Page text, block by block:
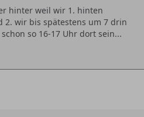
hinter weil wir 1. hinten
2. wir bis spätestens um 7 drin
so 16-17 Uhr dort sein...